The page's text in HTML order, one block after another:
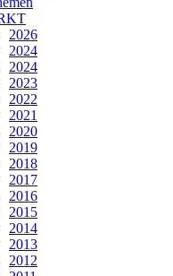
2026
2024
2024
2023
2022
2021
2020
2019
2018
2017
2016
2015
2014
2013
2012